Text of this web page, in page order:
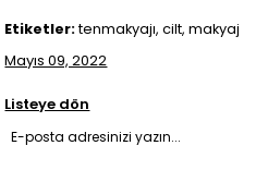
Etiketler:tenmakyajı, cilt, makyaj
Mayıs 09, 2022
Listeye dön